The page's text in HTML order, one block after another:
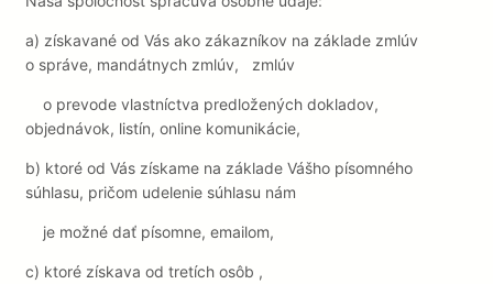
a) získavané od Vás ako zákazníkov na základe zmlúv
o správe, mandátnych zmlúv,
zmlúv
o prevode vlastníctva predložených dokladov,
objednávok, listín, online komunikácie,
b) ktoré od Vás získame na základe Vášho písomného
súhlasu, pričom udelenie súhlasu nám
je možné dať písomne, emailom,
c) ktoré získava od tretích osôb ,